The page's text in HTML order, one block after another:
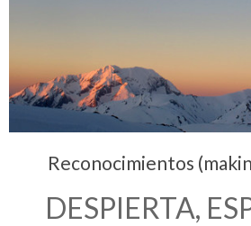
Reconocimientos
DESPIERTA,